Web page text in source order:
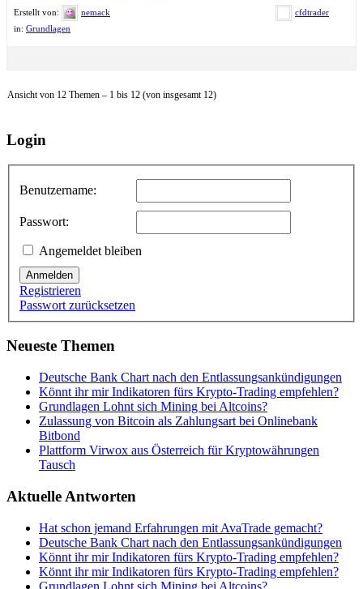
Erstellt von:
nemack
in: Grundlagen
cfdtrader
Ansicht von 12 Themen – 1 bis 12 (von insgesamt 12)
Login
Benutzername:
Passwort:
Angemeldet bleiben
Anmelden
Registrieren
Passwort zurücksetzen
Neueste Themen
Deutsche Bank Chart nach den Entlassungsankündigungen
Könnt ihr mir Indikatoren fürs Krypto-Trading empfehlen?
Grundlagen Lohnt sich Mining bei Altcoins?
Zulassung von Bitcoin als Zahlungsart bei Onlinebank
Bitbond
Plattform Virwox aus Österreich für Kryptowährungen
Tausch
Aktuelle Antworten
Hat schon jemand Erfahrungen mit AvaTrade gemacht?
Deutsche Bank Chart nach den Entlassungsankündigungen
Könnt ihr mir Indikatoren fürs Krypto-Trading empfehlen?
Könnt ihr mir Indikatoren fürs Krypto-Trading empfehlen?
Grundlagen Lohnt sich Mining bei Altcoins?